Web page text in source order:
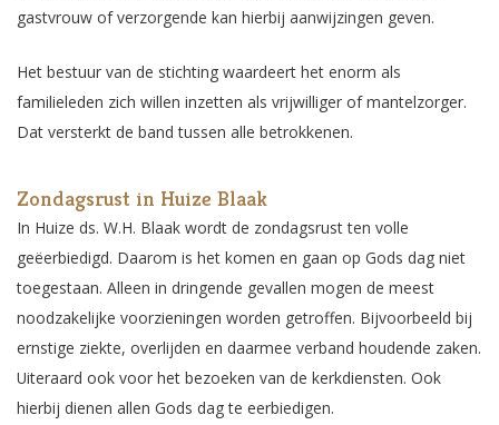
gastvrouw of verzorgende kan hierbij aanwijzingen geven.
Het bestuur van de stichting waardeert het enorm als
familieleden zich willen inzetten als vrijwilliger of mantelzorger.
Dat versterkt de band tussen alle betrokkenen.
Zondagsrust in Huize Blaak
In Huize ds. W.H. Blaak wordt de zondagsrust ten volle
geëerbiedigd. Daarom is het komen en gaan op Gods dag niet
toegestaan. Alleen in dringende gevallen mogen de meest
noodzakelijke voorzieningen worden getroffen. Bijvoorbeeld bij
ernstige ziekte, overlijden en daarmee verband houdende zaken.
Uiteraard ook voor het bezoeken van de kerkdiensten. Ook
hierbij dienen allen Gods dag te eerbiedigen.